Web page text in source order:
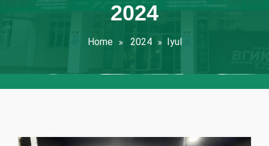
2024
Home 2024 Iyul